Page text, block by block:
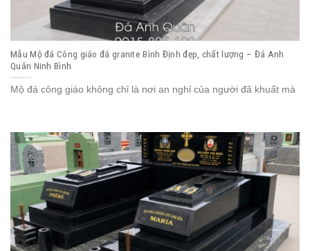
Mẫu Mộ đá Công giáo đá granite Bình Định đẹp, chất lượng – Đá Anh
Quân Ninh Bình
Mộ đá công giáo không chỉ là nơi an nghỉ của người đã khuất mà